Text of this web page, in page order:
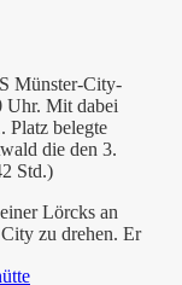
Münster-City-
Uhr. Mit dabei
Platz belegte
die den 3.
Std.)
Lörcks an
zu drehen. Er